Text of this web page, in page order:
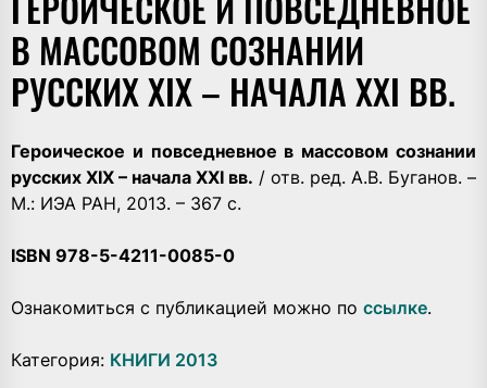
В МАССОВОМ СОЗНАНИИ
РУССКИХ XIX – НАЧАЛА ХХI ВВ.
Героическое и повседневное в массовом сознании
русских XIX – начала ХХI вв. / отв. ред. А.В. Буганов. –
М.: ИЭА РАН, 2013. – 367 с.
ISBN 978-5-4211-0085-0
Ознакомиться с публикацией можно по ссылке.
Категория: КНИГИ 2013